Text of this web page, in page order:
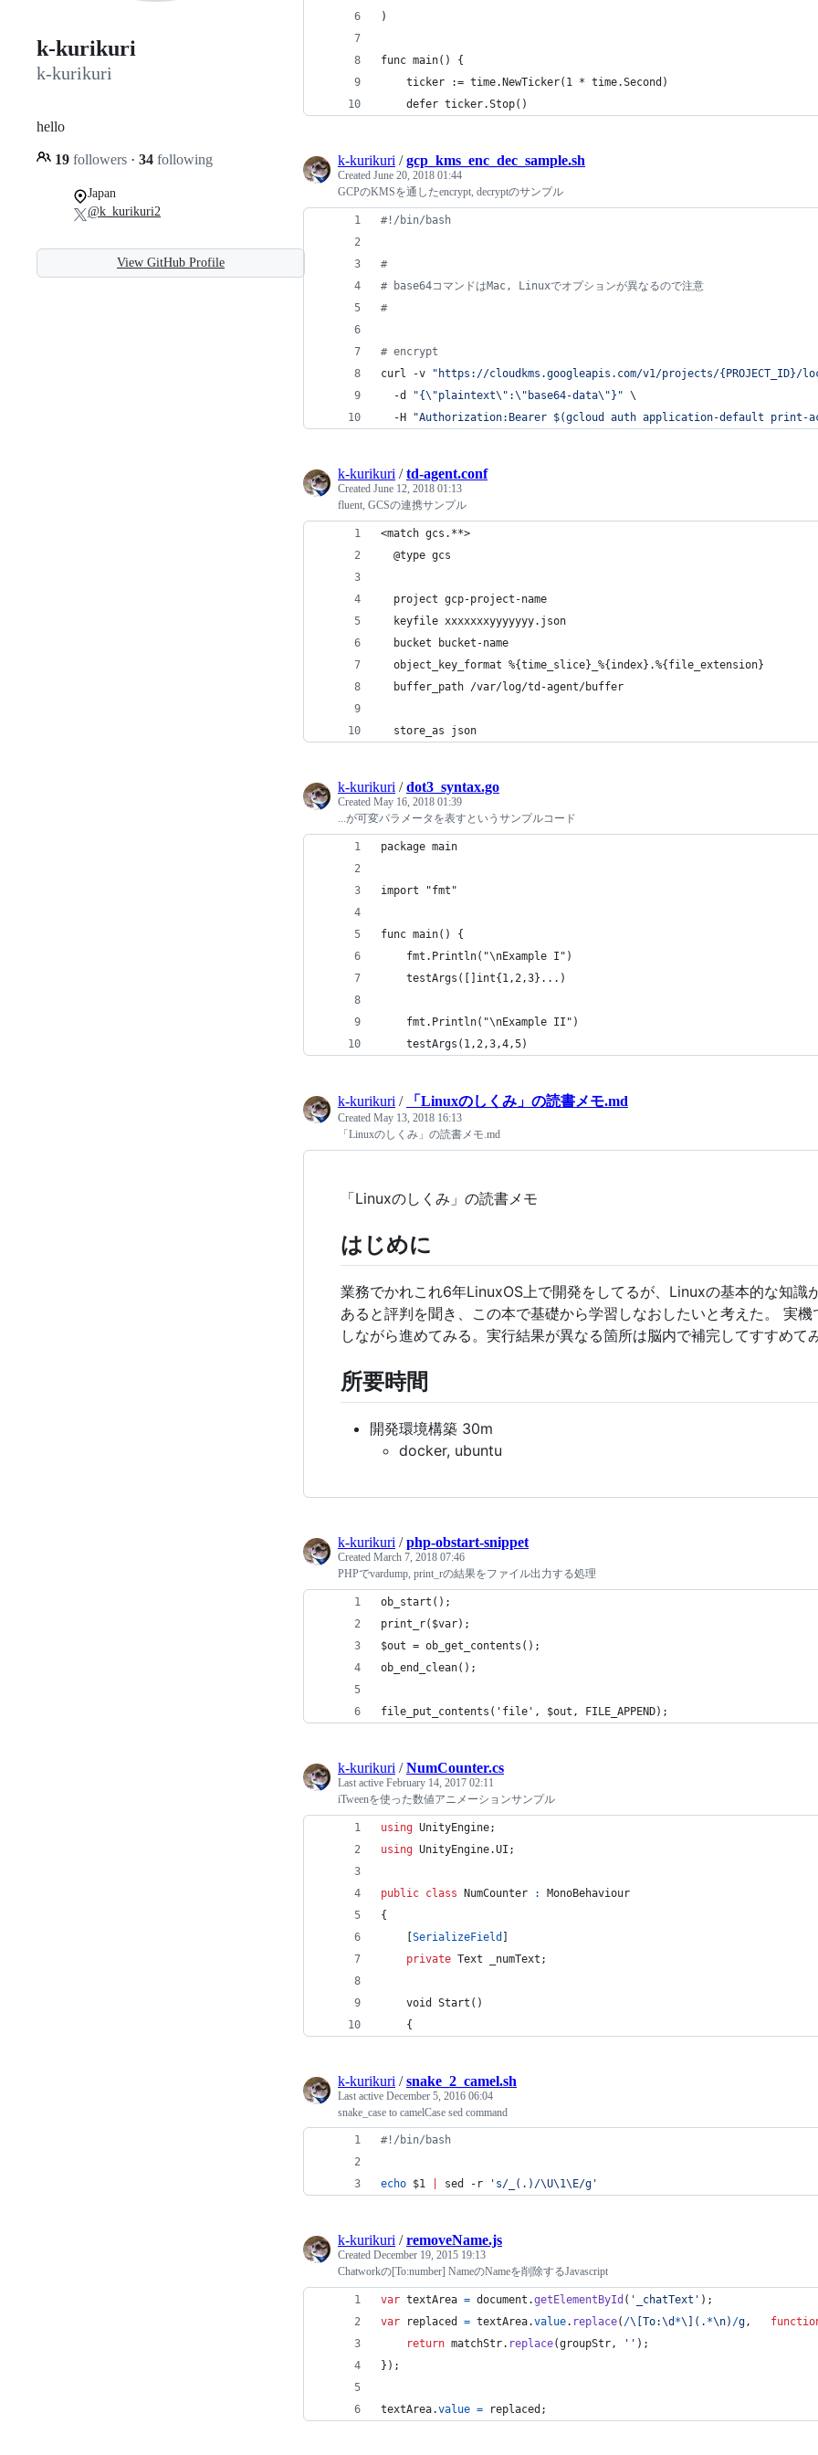
k-kurikuri
k-kurikuri
hello
19 followers · 34 following
Japan
@k_kurikuri2
View GitHub Profile
)
func main() {
	ticker := time.NewTicker(1 * time.Second)
	defer ticker.Stop()
k-kurikuri /gcp_kms_enc_dec_sample.sh
Created June 20, 2018 01:44
GCPのKMSを通したencrypt, decryptのサンプル
#! /bin/bash
#
# base64コマンドはMac, Linuxでオプションが異なるので注意
#
# encrypt
curl -v
" https://cloudkms.googleapis.com/v1/projects/{PROJECT_ID}/
  -d
"{\"plaintext\" :\" base64-data\" } " \
  -H
"Authorization:Bearer $(gcloud auth application-default print-
k-kurikuri /td-agent.conf
Created June 12, 2018 01:13
fluent, GCSの連携サンプル
<match gcs.**>
  @type gcs
  project gcp-project-name
  keyfile xxxxxxxyyyyyyy.json
  bucket bucket-name
  object_key_format %{time_slice}_%{index}.%{file_extension}
  buffer_path /var/log/td-agent/buffer
  store_as json
k-kurikuri /dot3_syntax.go
Created May 16, 2018 01:39
...が可変パラメータを表すというサンプルコード
package main
import "fmt"
func main() {
    fmt.Println("\nExample I")
    testArgs([]int{1,2,3}...)
    fmt.Println("\nExample II")
    testArgs(1,2,3,4,5)
k-kurikuri / 「Linuxのしくみ」の読書メモ.md
Created May 13, 2018 16:13
「Linuxのしくみ」の読書メモ.md
「Linuxのしくみ」の読書メモ
はじめに
業務でかれこれ6年LinuxOS上で開発をしてるが、Linuxの基本的な知識
あると評判を聞き、この本で基礎から学習しなおしたいと考えた。 実
しながら進めてみる。実行結果が異なる箇所は脳内で補完してすすめてみ
所要時間
開発環境構築 30m
docker, ubuntu
k-kurikuri /php-obstart-snippet
Created March 7, 2018 07:46
PHPでvardump, print_rの結果をファイル出力する処理
ob_start();
print_r($var);
$out = ob_get_contents();
ob_end_clean();
file_put_contents('file', $out, FILE_APPEND);
k-kurikuri /NumCounter.cs
Last active February 14, 2017 02:11
iTweenを使った数値アニメーションサンプル
using UnityEngine;
using UnityEngine.UI ;
public class NumCounter :
MonoBehaviour
{
SerializeField
private Text _numText ;
void Start ( )
{
k-kurikuri /snake_2_camel.sh
Last active December 5, 2016 06:04
snake_case to camelCase sed command
#! /bin/bash
echo $1 sed -r ' s/_(.)/\U\1\E/g '
k-kurikuri /removeName.js
Created December 19, 2015 19:13
Chatworkの[To:number] NameのNameを削除するJavascript
var textArea = document .getElementById ( '_chatText' ) ;
var
replaced = textArea.value. replace( /\[ To:\d *\] ( . *\n) /g,
return matchStr. replace(groupStr, '' ) ;
} ) ;
textArea.value = replaced ;